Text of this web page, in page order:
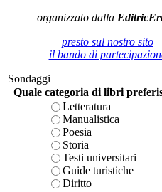
organizzato dalla
presto sul nostro sito
il bando di
Sondaggi
Quale categoria di libri
Letteratura
Manualistica
Poesia
Storia
Testi universitari
Guide turistiche
Diritto